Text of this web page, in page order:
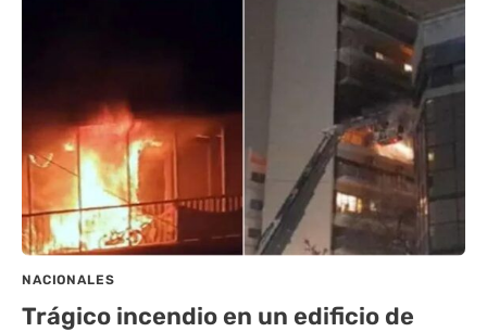
NACIONALES
Trágico incendio en un edificio de